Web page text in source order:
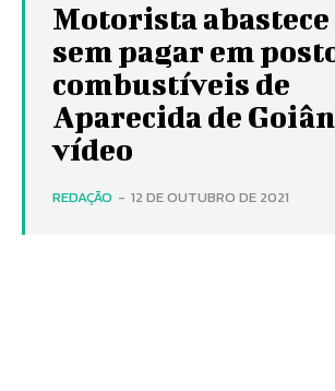
Motorista abastece
sem pagar em
combustíveis de
Aparecida de
vídeo
REDAÇÃO - 12 DE OUTUBRO DE 2021